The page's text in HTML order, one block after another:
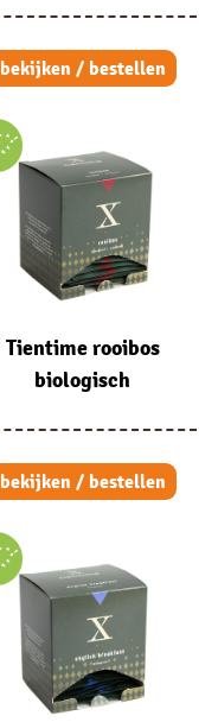
bekijken / bestellen
Tientime rooibos
biologisch
bekijken / bestellen